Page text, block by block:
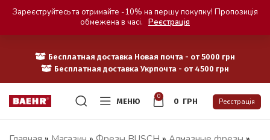
Бесплатная доставка Новая почта - от 5000 грн
Бесплатная доставка Укрпочта - от 4500 грн
МЕНЮ
0
0 ГРН Реєстрація
Зареєструйтесь та отримайте -10% на першу покупку! Пропозиція
обмежена в часі. Реєстрація